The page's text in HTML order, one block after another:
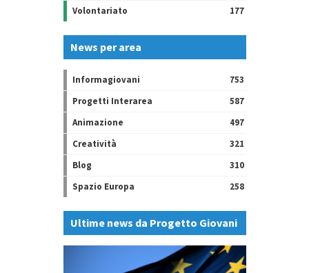
Volontariato
177
News per area
Informagiovani
753
Progetti Interarea
587
Animazione
497
Creatività
321
Blog
310
Spazio Europa
258
Ultime news da Progetto Giovani